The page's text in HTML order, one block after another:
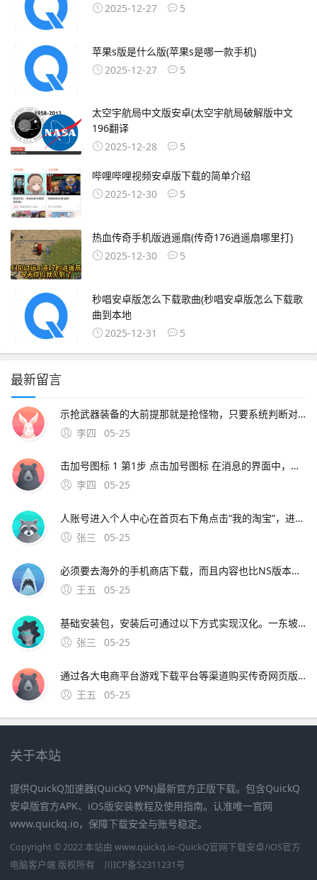
2025-12-27
5
苹果s版是什么版(苹果s是哪一款手机)
2025-12-27
5
太空宇航局中文版安卓(太空宇航局破解版中文
196翻译
2025-12-28
5
哔哩哔哩视频安卓版下载的简单介绍
2025-12-30
5
热血传奇手机版逍遥扇(传奇176逍遥扇哪里打)
2025-12-30
5
秒唱安卓版怎么下载歌曲(秒唱安卓版怎么下载歌
曲到本地
2025-12-31
5
最新留言
示抢武器装备的大前提那就是抢怪物，只要系统判断对妖怪进攻损害最大的那位游戏玩家才可以有着妖怪的经验和掉落的的物品正版传奇手游叫热血传奇，热血传奇游戏玩法以经典的网页传奇玩法为主，你可以通过传奇手游在手机端体验正版的
李四
05-25
击加号图标 1 第1步 点击加号图标 在消息的界面中，点击加号图标2 点击添加好友；刷新淘宝通讯录好友的方法及通讯录好友显示不出来的解决办法刷新淘宝通讯录好友的方法 登录手机淘宝，进入“消息”页面 在页面右上方点击“好友”图标 进入“通讯录”页面后，在
李四
05-25
人账号进入个人中心在首页右下角点击“我的淘宝”，进入账号管理页面；查看淘宝通讯录中好友的方法如下步骤一打开淘宝应用解锁手机后，在手机桌面找到淘宝应用图标，点击进入步骤二进入消息页面在淘宝首
张三
05-25
必须要去海外的手机商店下载，而且内容也比NS版本少了许多那么奇葩的事情就来了，如果在国内的app商店里搜索“动物之森”。介意的玩家请谨慎下载梦想小镇国际版530梦想小镇将城市建设和农场管理进行了独树一帜的结合！收获农作物在工厂进行加工。
王五
05-25
基础安装包，安装后可通过以下方式实现汉化。一东坡下载站英文版11版本信息Sora手机版11安卓版，文件大小1285M，语言为英文更新时间2025年3月4日下载方式访问东坡下载站官方网站，搜索“Sora手机版”，选择对应版本下载APK安装包注意事项该版本为英文界
张三
05-25
通过各大电商平台游戏下载平台等渠道购买传奇网页版价格较为亲民，一般为免费游戏玩家可以通过官方网站游戏平台等渠道免费注册并体验游戏传奇手机版价格相对较高，一般；尸王殿刷新时间 1第一种是30分钟刷新一次，不过在这种较短的刷新频率中尸王只会出现两个，想要抢到尸王就比较麻烦2另外一种是需要40分
王五
05-25
关于本站
提供QuickQ加速器(QuickQ VPN)最新官方正版下载。包含QuickQ
安卓版官方APK、iOS版安装教程及使用指南。认准唯一官网
www.quickq.io，保障下载安全与账号稳定。
Copyright © 2022 本站由 www.quickq.io-QuickQ官网下载安卓/iOS官方
电脑客户端 版权所有
川ICP备52311231号